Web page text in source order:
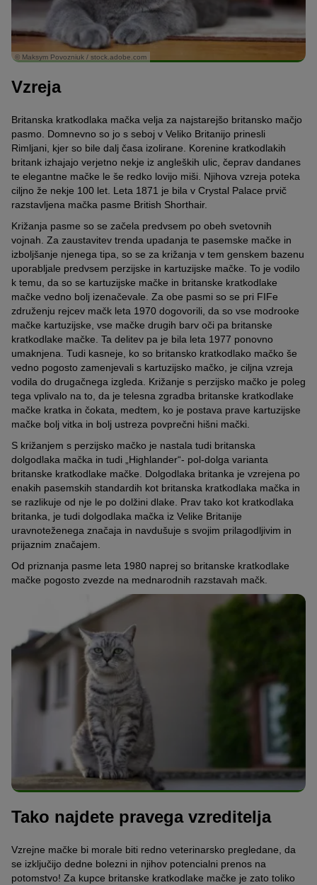
© Maksym Povozniuk / stock.adobe.com
Vzreja
Britanska kratkodlaka mačka velja za najstarejšo britansko mačjo
pasmo. Domnevno so jo s seboj v Veliko Britanijo prinesli
Rimljani, kjer so bile dalj časa izolirane. Korenine kratkodlakih
britank izhajajo verjetno nekje iz angleških ulic, čeprav dandanes
te elegantne mačke le še redko lovijo miši. Njihova vzreja poteka
ciljno že nekje 100 let. Leta 1871 je bila v Crystal Palace prvič
razstavljena mačka pasme British Shorthair.
Križanja pasme so se začela predvsem po obeh svetovnih
vojnah. Za zaustavitev trenda upadanja te pasemske mačke in
izboljšanje njenega tipa, so se za križanja v tem genskem bazenu
uporabljale predvsem perzijske in kartuzijske mačke. To je vodilo
k temu, da so se kartuzijske mačke in britanske kratkodlake
mačke vedno bolj izenačevale. Za obe pasmi so se pri FIFe
združenju rejcev mačk leta 1970 dogovorili, da so vse modrooke
mačke kartuzijske, vse mačke drugih barv oči pa britanske
kratkodlake mačke. Ta delitev pa je bila leta 1977 ponovno
umaknjena. Tudi kasneje, ko so britansko kratkodlako mačko še
vedno pogosto zamenjevali s kartuzijsko mačko, je ciljna vzreja
vodila do drugačnega izgleda. Križanje s perzijsko mačko je poleg
tega vplivalo na to, da je telesna zgradba britanske kratkodlake
mačke kratka in čokata, medtem, ko je postava prave kartuzijske
mačke bolj vitka in bolj ustreza povprečni hišni mački.
S križanjem s perzijsko mačko je nastala tudi britanska
dolgodlaka mačka in tudi „Highlander“- pol-dolga varianta
britanske kratkodlake mačke. Dolgodlaka britanka je vzrejena po
enakih pasemskih standardih kot britanska kratkodlaka mačka in
se razlikuje od nje le po dolžini dlake. Prav tako kot kratkodlaka
britanka, je tudi dolgodlaka mačka iz Velike Britanije
uravnoteženega značaja in navdušuje s svojim prilagodljivim in
prijaznim značajem.
Od priznanja pasme leta 1980 naprej so britanske kratkodlake
mačke pogosto zvezde na mednarodnih razstavah mačk.
Tako najdete pravega vzreditelja
Vzrejne mačke bi morale biti redno veterinarsko pregledane, da
se izključijo dedne bolezni in njihov potencialni prenos na
potomstvo! Za kupce britanske kratkodlake mačke je zato toliko